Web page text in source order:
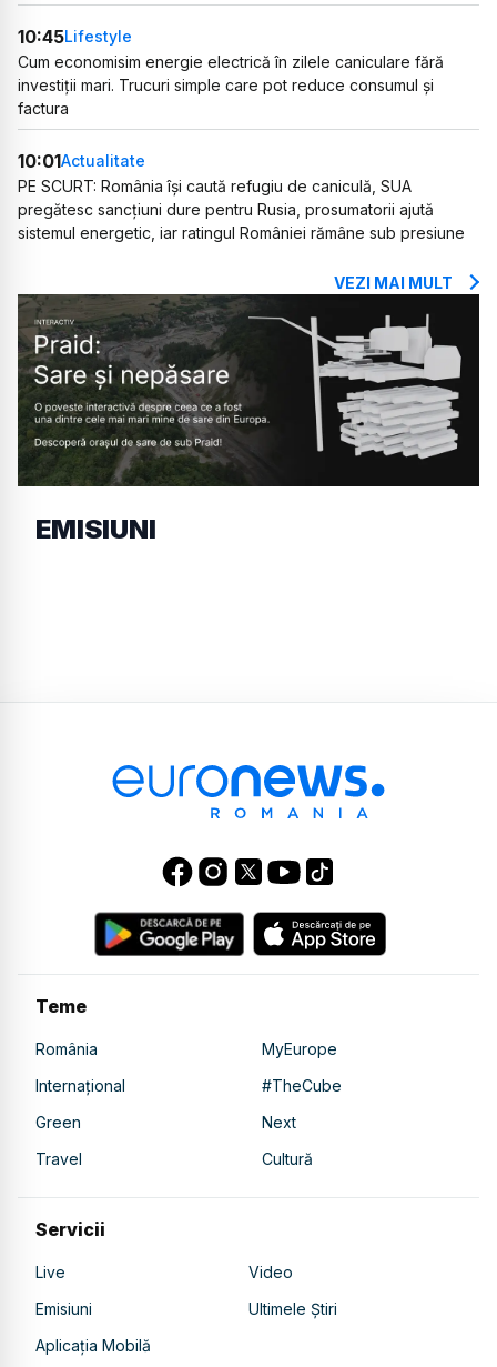
10:45Lifestyle
Cum economisim energie electrică în zilele caniculare fără
investiții mari. Trucuri simple care pot reduce consumul și
factura
10:01Actualitate
PE SCURT: România își caută refugiu de caniculă, SUA
pregătesc sancțiuni dure pentru Rusia, prosumatorii ajută
sistemul energetic, iar ratingul României rămâne sub presiune
VEZI MAI MULT
EMISIUNI
Teme
România
MyEurope
Internațional
#TheCube
Green
Next
Travel
Cultură
Servicii
Live
Video
Emisiuni
Ultimele Știri
Aplicația Mobilă